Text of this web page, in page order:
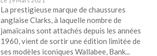
La prestigieuse marque de chaussures
anglaise Clarks, à laquelle nombre de
jamaïcains sont attachés depuis les années
1960, vient de sortir une édition limitée de
ses modèles iconiques Wallabee, Bank...